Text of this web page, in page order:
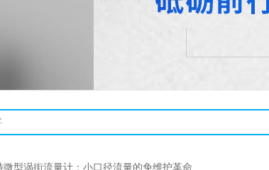
型涡街流量计：小口径流量的免维护革命